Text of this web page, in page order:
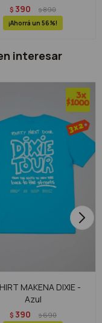
$ 390 $890
56
interesar
MAKENA DIXIE -
Azul
$ 390 $690